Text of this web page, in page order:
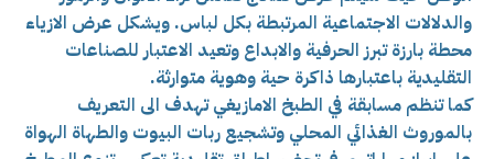
والدلالات الاجتماعية المرتبطة بكل لباس. ويشكل عرض الازياء
محطة بارزة تبرز الحرفية والابداع وتعيد الاعتبار للصناعات
التقليدية باعتبارها ذاكرة حية وهوية متوارثة.
كما تنظم مسابقة في الطبخ الامازيغي تهدف الى التعريف
بالموروث الغذائي المحلي وتشجيع ربات البيوت والطهاة الهواة